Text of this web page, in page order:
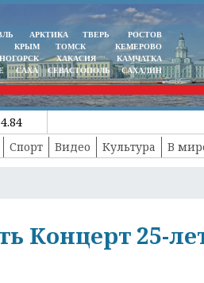
АРКТИКА ТВЕРЬ
РОСТОВ
КРЫМ ТОМСК
КЕМЕРОВО
ХАКАСИЯ
КАМЧАТКА
САХА СЕВАСТОПОЛЬ САХАЛИН
Спорт Видео Культура В
Концерт 25-